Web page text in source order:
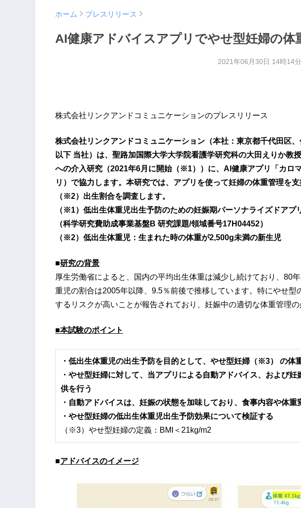
ホーム プレスリリース
AI健康アドバイスアプリでやせ型妊婦の体
2021年06月30日 14時14分
株式会社リンクアンドコミュニケーションのプレスリリース
株式会社リンクアンドコミュニケーション（本社：東京都千代田区、
以下 当社）は、聖路加国際大学大学院看護学研究科の大田えりか教
への介入研究（2021年6月に開始（※1））に、AI健康アプリ「カロ
リ）で協力します。本研究では、アプリを使って妊婦の体重管理を
（※2）出生割合を調査します。
（※1）低出生体重児出生予防のための妊娠期パーソナライズドアプ
（科学研究費助成事業基盤B 研究課題/領域番号17H04452）
（※2）低出生体重児：生まれた時の体重が2,500g未満の新生児
■研究の背景
厚生労働省によると、国内の平均出生体重は減少し続けており、80
重児の割合は2005年以降、9.5％前後で推移しています。特にやせ型
するリスクが高いことが報告されており、妊娠中の適切な体重管理の
■本試験のポイント
・低出生体重児の出生予防を目的として、やせ型妊婦（※3） の体
・やせ型妊婦に対して、当アプリによる自動アドバイス、および
供を行う
・自動アドバイスは、妊娠の状態を加味しており、食事内容や体重
・やせ型妊婦の低出生体重児出生予防効果について検証する
（※3）やせ型妊婦の定義：BMI＜21kg/m2
■アドバイスのイメージ